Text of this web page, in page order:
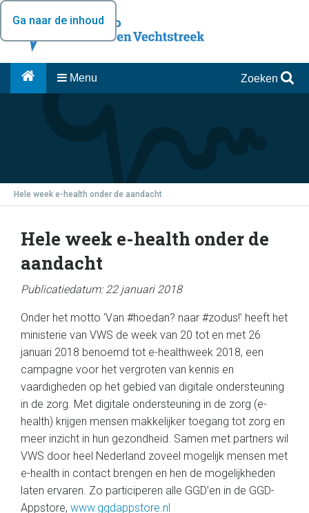
Ga naar de inhoud
Menu Zoeken
Hele week e-health onder de aandacht
Hele week e-health onder de
aandacht
Publicatiedatum: 22 januari 2018
Onder het motto ‘Van #hoedan? naar #zodus!’ heeft het
ministerie van VWS de week van 20 tot en met 26
januari 2018 benoemd tot e-healthweek 2018, een
campagne voor het vergroten van kennis en
vaardigheden op het gebied van digitale ondersteuning
in de zorg. Met digitale ondersteuning in de zorg (e-
health) krijgen mensen makkelijker toegang tot zorg en
meer inzicht in hun gezondheid. Samen met partners wil
VWS door heel Nederland zoveel mogelijk mensen met
e-health in contact brengen en hen de mogelijkheden
laten ervaren. Zo participeren alle GGD’en in de GGD-
Appstore, www.ggdappstore.nl